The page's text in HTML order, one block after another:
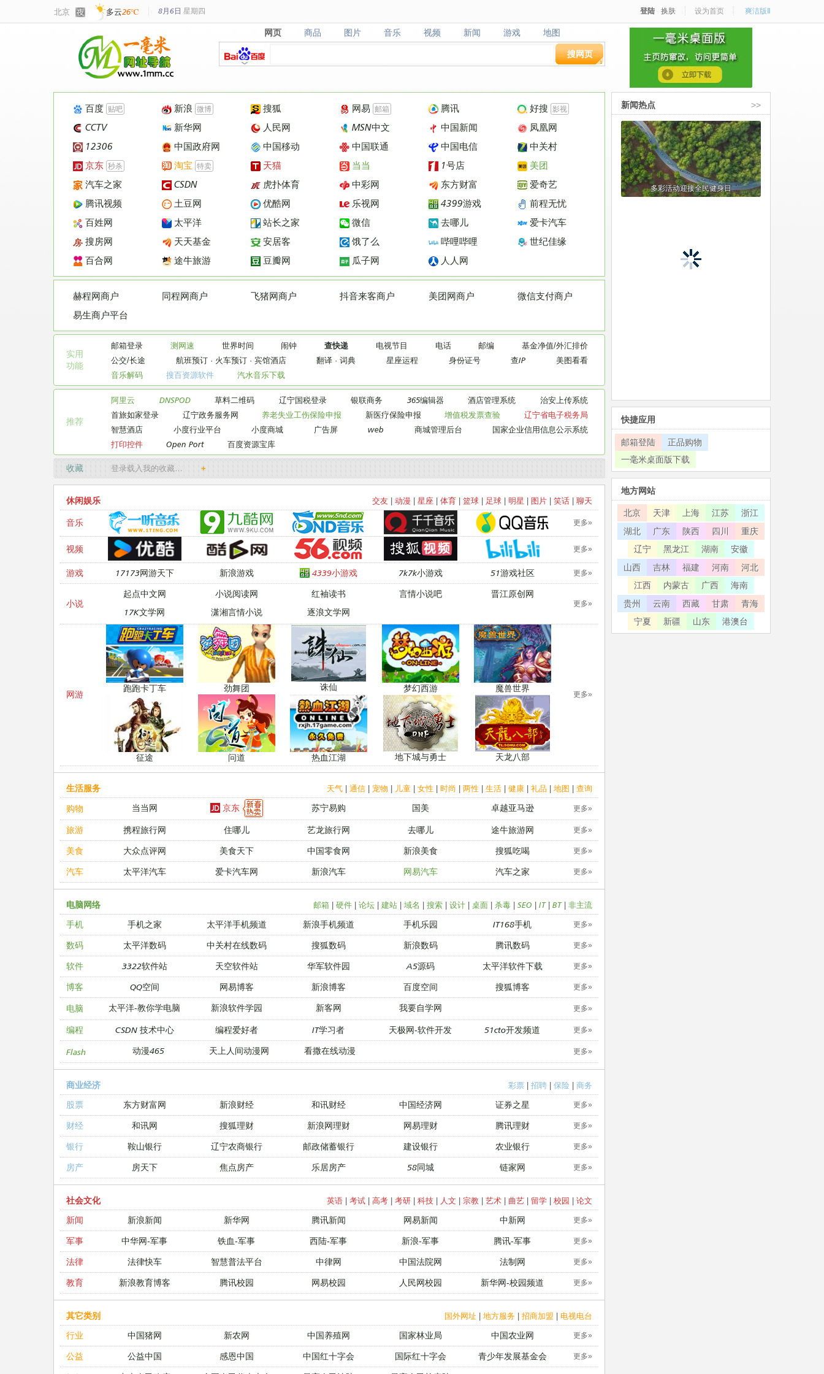
北京 多云26℃ 8月6日 星期四 登陆 换肤 设为首页 爽洁版Ⅱ
网页
网页 商品
商品 图片
图片 音乐
音乐 视频
视频 新闻
新闻 游戏
游戏 地图
地图
搜网页
百度 贴吧 新浪 微博 搜狐 网易 邮箱 腾讯 好搜 影视
CCTV 新华网 人民网 MSN中文 中国新闻
凤凰网
12306
中国政府网 中国移动 中国联通 中国电信
中关村
京东 秒杀 淘宝 特卖 天猫 当当 1号店
美团
汽车之家
CSDN 虎扑体育 中彩网 东方财富
爱奇艺
腾讯视频
土豆网 优酷网 乐视网 4399游戏
前程无忧
百姓网
太平洋 站长之家 微信 去哪儿
爱卡汽车
搜房网
天天基金 安居客 饿了么 哔哩哔哩
世纪佳缘
百合网
途牛旅游 豆瓣网 瓜子网 人人网
赫程网商户 同程网商户 飞猪网商户 抖音来客商户 美团网商户
微信支付商户
易生商户平台
实用
功能
邮箱登录 测网速 世界时间 闹钟 查快递 电视节目 电话 邮编 基金净值/外汇排价
公交/长途
航班预订· 火车预订· 宾馆酒店 翻译 ·词典 星座运程 身份证号 查IP
美图看看
音乐解码
搜百资源软件 汽水音乐下载
推荐
阿里云 DNSPOD 草料二维码 辽宁国税登录 银联商务 365编辑器 酒店管理系统
治安上传系统
首旅如家登录
辽宁政务服务网 养老失业工伤保险申报 新医疗保险申报 增值税发票查验
辽宁省电子税务局
智慧酒店
小度行业平台 小度商城 广告屏 web 商城管理后台
国家企业信用信息公示系统
打印控件
Open Port 百度资源宝库
收藏 登录载入我的收藏… +
交友 | 动漫 | 星座 | 体育 | 篮球 | 足球 | 明星 | 图片 | 笑话 | 聊天
休闲娱乐
音乐 更多»
视频 更多»
游戏 17173网游天下 新浪游戏 4339小游戏 7k7k小游戏 51游戏社区 更多»
小说
起点中文网 小说阅读网 红袖读书 言情小说吧
晋江原创网
17K文学网
潇湘言情小说 逐浪文学网
更多»
网游
跑跑卡丁车 劲舞团 诛仙 梦幻西游 魔兽世界
征途 问道 热血江湖 地下城与勇士 天龙八部
更多»
天气 | 通信 | 宠物 | 儿童 | 女性 | 时尚 | 两性 | 生活 | 健康 | 礼品 | 地图 | 查询
生活服务
购物
当当网 京东 苏宁易购 国美 卓越亚马逊 更多»
旅游 携程旅行网 住哪儿 艺龙旅行网 去哪儿 途牛旅游网 更多»
美食 大众点评网 美食天下 中国零食网 新浪美食 搜狐吃喝 更多»
汽车 太平洋汽车 爱卡汽车网 新浪汽车 网易汽车 汽车之家 更多»
邮箱 | 硬件 | 论坛 | 建站 | 域名 | 搜索 | 设计 | 桌面 | 杀毒 | SEO | IT| BT| 非主流
电脑网络
手机
手机之家 太平洋手机频道 新浪手机频道 手机乐园 IT168手机 更多»
数码 太平洋数码 中关村在线数码 搜狐数码 新浪数码 腾讯数码 更多»
软件 3322软件站 天空软件站 华军软件园 A5源码 太平洋软件下载 更多»
博客 QQ空间 网易博客 新浪博客 百度空间 搜狐博客 更多»
电脑 太平洋-教你学电脑 新浪软件学园 新客网 我要自学网 更多»
编程 CSDN 技术中心 编程爱好者 IT学习者 天极网-软件开发 51cto开发频道 更多»
Flash 动漫465 天上人间动漫网 看撒在线动漫 更多»
彩票 | 招聘 | 保险 | 商务
商业经济
股票
东方财富网 新浪财经 和讯财经 中国经济网 证券之星 更多»
财经 和讯网 搜狐理财 新浪网理财 网易理财 腾讯理财 更多»
银行 鞍山银行 辽宁农商银行 邮政储蓄银行 建设银行 农业银行 更多»
房产 房天下 焦点房产 乐居房产 58同城 链家网 更多»
英语 | 考试 | 高考 | 考研 | 科技 | 人文 | 宗教 | 艺术 | 曲艺 | 留学 | 校园 | 论文
社会文化
新闻
新浪新闻 新华网 腾讯新闻 网易新闻 中新网 更多»
军事 中华网-军事 铁血-军事 西陆-军事 新浪-军事 腾讯-军事 更多»
法律 法律快车 智慧普法平台 中律网 中国法院网 法制网 更多»
教育 新浪教育博客 腾讯校园 网易校园 人民网校园 新华网-校园频道 更多»
国外网址 | 地方服务 | 招商加盟 | 电视电台
其它类别
行业
中国猪网 新农网 中国养殖网 国家林业局 中国农业网 更多»
公益 公益中国 感恩中国 中国红十字会 国际红十字会 青少年发展基金会 更多»
>>
新闻热点
快捷应用
邮箱登陆
正品购物
一毫米桌面版下载
地方网站
北京 天津 上海 江苏
浙江
湖北
广东 陕西 四川
重庆
辽宁
黑龙江 湖南
安徽
山西
吉林 福建 河南
河北
江西
内蒙古 广西
海南
贵州
云南 西藏 甘肃
青海
宁夏
新疆 山东 港澳台